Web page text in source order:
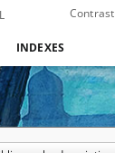
Contrast
INDEXES